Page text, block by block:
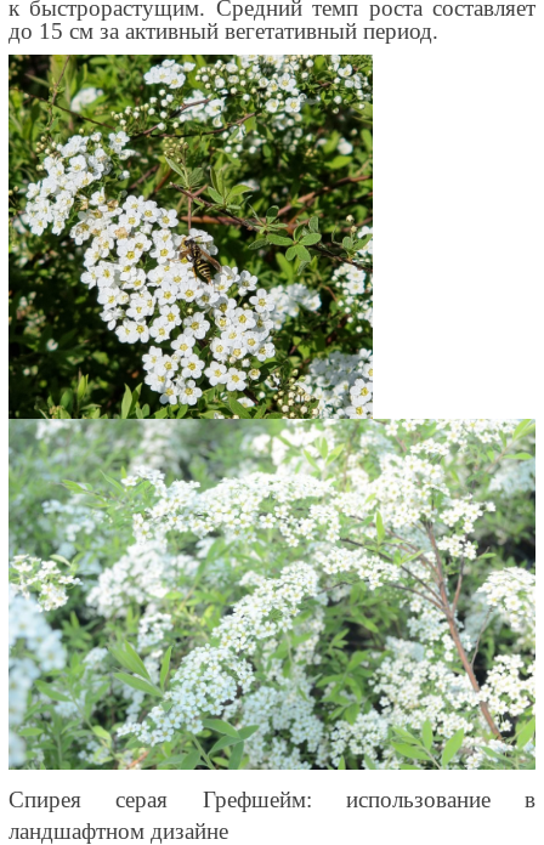
к быстрорастущим. Средний темп роста составляет
до 15 см за активный вегетативный период.
Спирея серая Грефшейм: использование в
ландшафтном дизайне